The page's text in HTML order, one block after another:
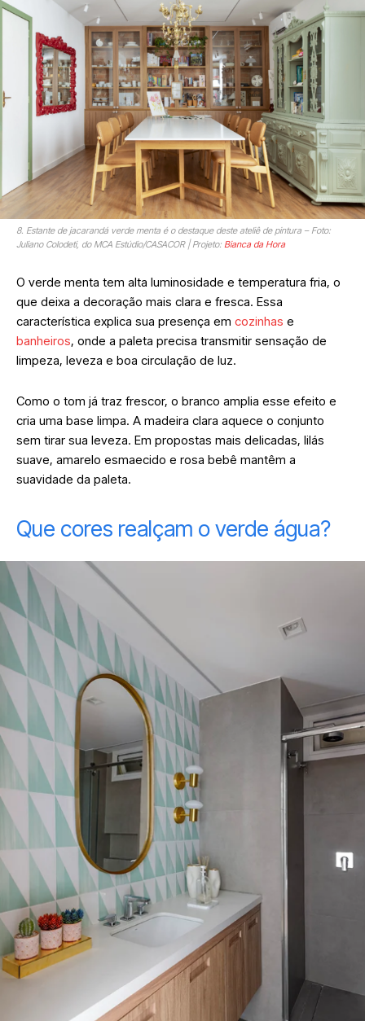
8. Estante de jacarandá verde menta é o destaque deste ateliê de pintura – Foto:
Juliano Colodeti, do MCA Estúdio/CASACOR | Projeto: Bianca da Hora
O verde menta tem alta luminosidade e temperatura fria, o
que deixa a decoração mais clara e fresca. Essa
característica explica sua presença em cozinhas e
banheiros, onde a paleta precisa transmitir sensação de
limpeza, leveza e boa circulação de luz.
Como o tom já traz frescor, o branco amplia esse efeito e
cria uma base limpa. A madeira clara aquece o conjunto
sem tirar sua leveza. Em propostas mais delicadas, lilás
suave, amarelo esmaecido e rosa bebê mantêm a
suavidade da paleta.
Que cores realçam o verde água?